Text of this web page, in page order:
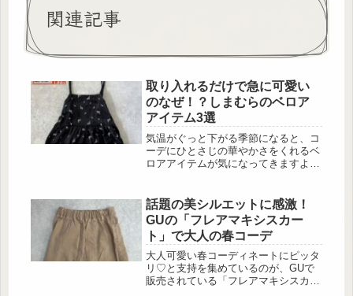
関連記事
取り入れるだけで急に可愛い
のなぜ！？しまむらのベロア
アイテム3選
気温がぐっと下がる季節になると、コ
ーデにひとさじの華やかさをくれるベ
ロアアイテムが気になってきますよ
のしまむらのベロアシリーズ。キャミ
チュニック、ナロースカート、ビスチ
ェと、トレンド感たっぷりのアイテム
がそろっています。しかも、すべて
1,089円(税込)というお財布に優しい価
格で手に入るから、ワードローブにま
とめてお迎えしたくなること間違いな
し。今回は、大人女子でも取り入れや
話題の美シルエットに感激！
GUの「フレアマキシスカー
ト」で大人の春コーデ
大人可愛い春コーディネートにピッタ
リ♡と支持を集めているのが、GUで
販売されている「フレアマキシスカー